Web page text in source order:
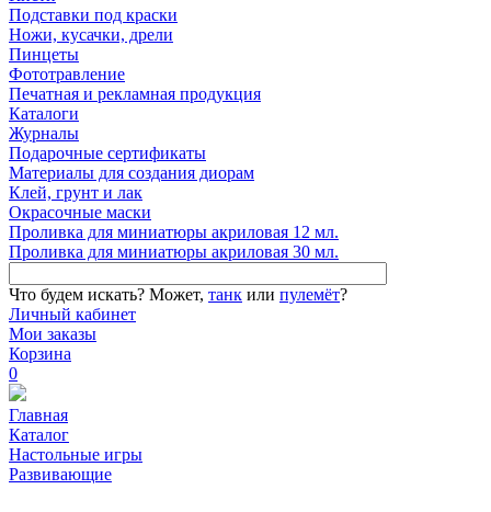
Подставки под краски
Ножи, кусачки, дрели
Пинцеты
Фототравление
Печатная и рекламная продукция
Каталоги
Журналы
Подарочные сертификаты
Материалы для создания диорам
Клей, грунт и лак
Окрасочные маски
Проливка для миниатюры акриловая 12 мл.
Проливка для миниатюры акриловая 30 мл.
Что будем искать? Может, танк или пулемёт?
Личный кабинет
Мои заказы
Корзина
0
Главная
Каталог
Настольные игры
Развивающие